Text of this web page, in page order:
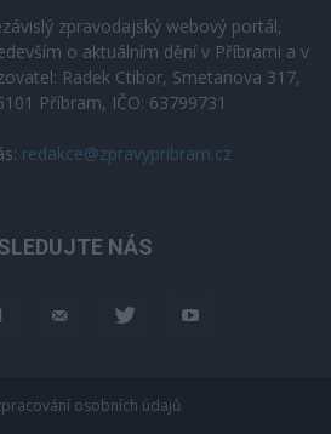
zpravodajský webový portál,
o aktuálním dění v Příbrami a v
Radek Ctibor, Smetanova 317,
Příbram, IČO: 63799731
redakce@zpravypribram.cz
NÁS
osobních údajů